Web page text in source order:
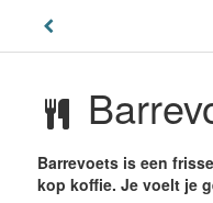
Barrevoets is een
kop koffie. Je voelt je